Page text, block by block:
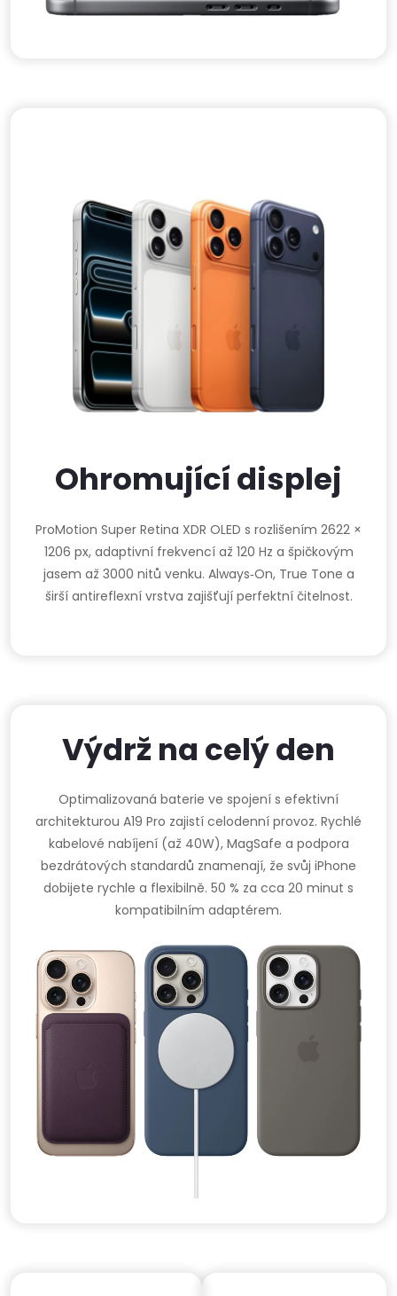
Ohromující displej
ProMotion Super Retina XDR OLED s rozlišením 2622 ×
1206 px, adaptivní frekvencí až 120 Hz a špičkovým
jasem až 3000 nitů venku. Always‑On, True Tone a
širší antireflexní vrstva zajišťují perfektní čitelnost.
Výdrž na celý den
Optimalizovaná baterie ve spojení s efektivní
architekturou A19 Pro zajistí celodenní provoz. Rychlé
kabelové nabíjení (až 40W), MagSafe a podpora
bezdrátových standardů znamenají, že svůj iPhone
dobijete rychle a flexibilně. 50 % za cca 20 minut s
kompatibilním adaptérem.